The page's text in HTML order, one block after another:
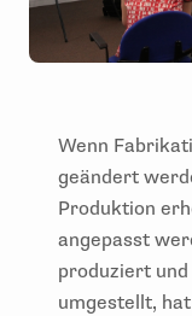
Wenn
geändert
Produktion
angepasst
produziert
umgestellt,